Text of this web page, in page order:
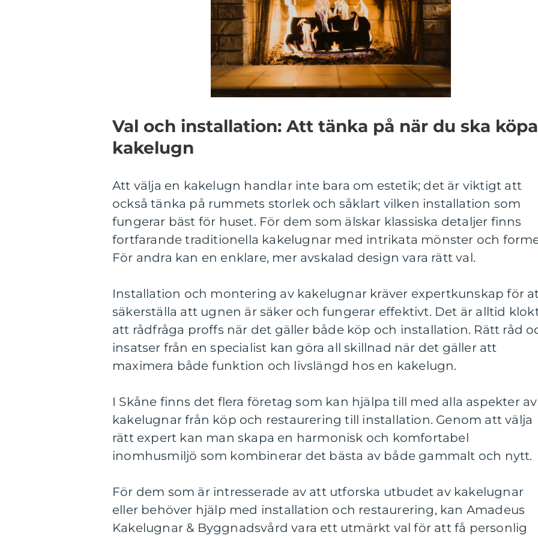
Val och installation: Att tänka på när du ska köpa
kakelugn
Att välja en kakelugn handlar inte bara om estetik; det är viktigt att
också tänka på rummets storlek och såklart vilken installation som
fungerar bäst för huset. För dem som älskar klassiska detaljer finns
fortfarande traditionella kakelugnar med intrikata mönster och
För andra kan en enklare, mer avskalad design vara rätt val.
Installation och montering av kakelugnar kräver expertkunskap för
säkerställa att ugnen är säker och fungerar effektivt. Det är alltid
att rådfråga proffs när det gäller både köp och installation. Rätt råd
insatser från en specialist kan göra all skillnad när det gäller att
maximera både funktion och livslängd hos en kakelugn.
I Skåne finns det flera företag som kan hjälpa till med alla aspekter av
kakelugnar från köp och restaurering till installation. Genom att välja
rätt expert kan man skapa en harmonisk och komfortabel
inomhusmiljö som kombinerar det bästa av både gammalt och nytt.
För dem som är intresserade av att utforska utbudet av kakelugnar
eller behöver hjälp med installation och restaurering, kan Amadeus
Kakelugnar & Byggnadsvård vara ett utmärkt val för att få personlig